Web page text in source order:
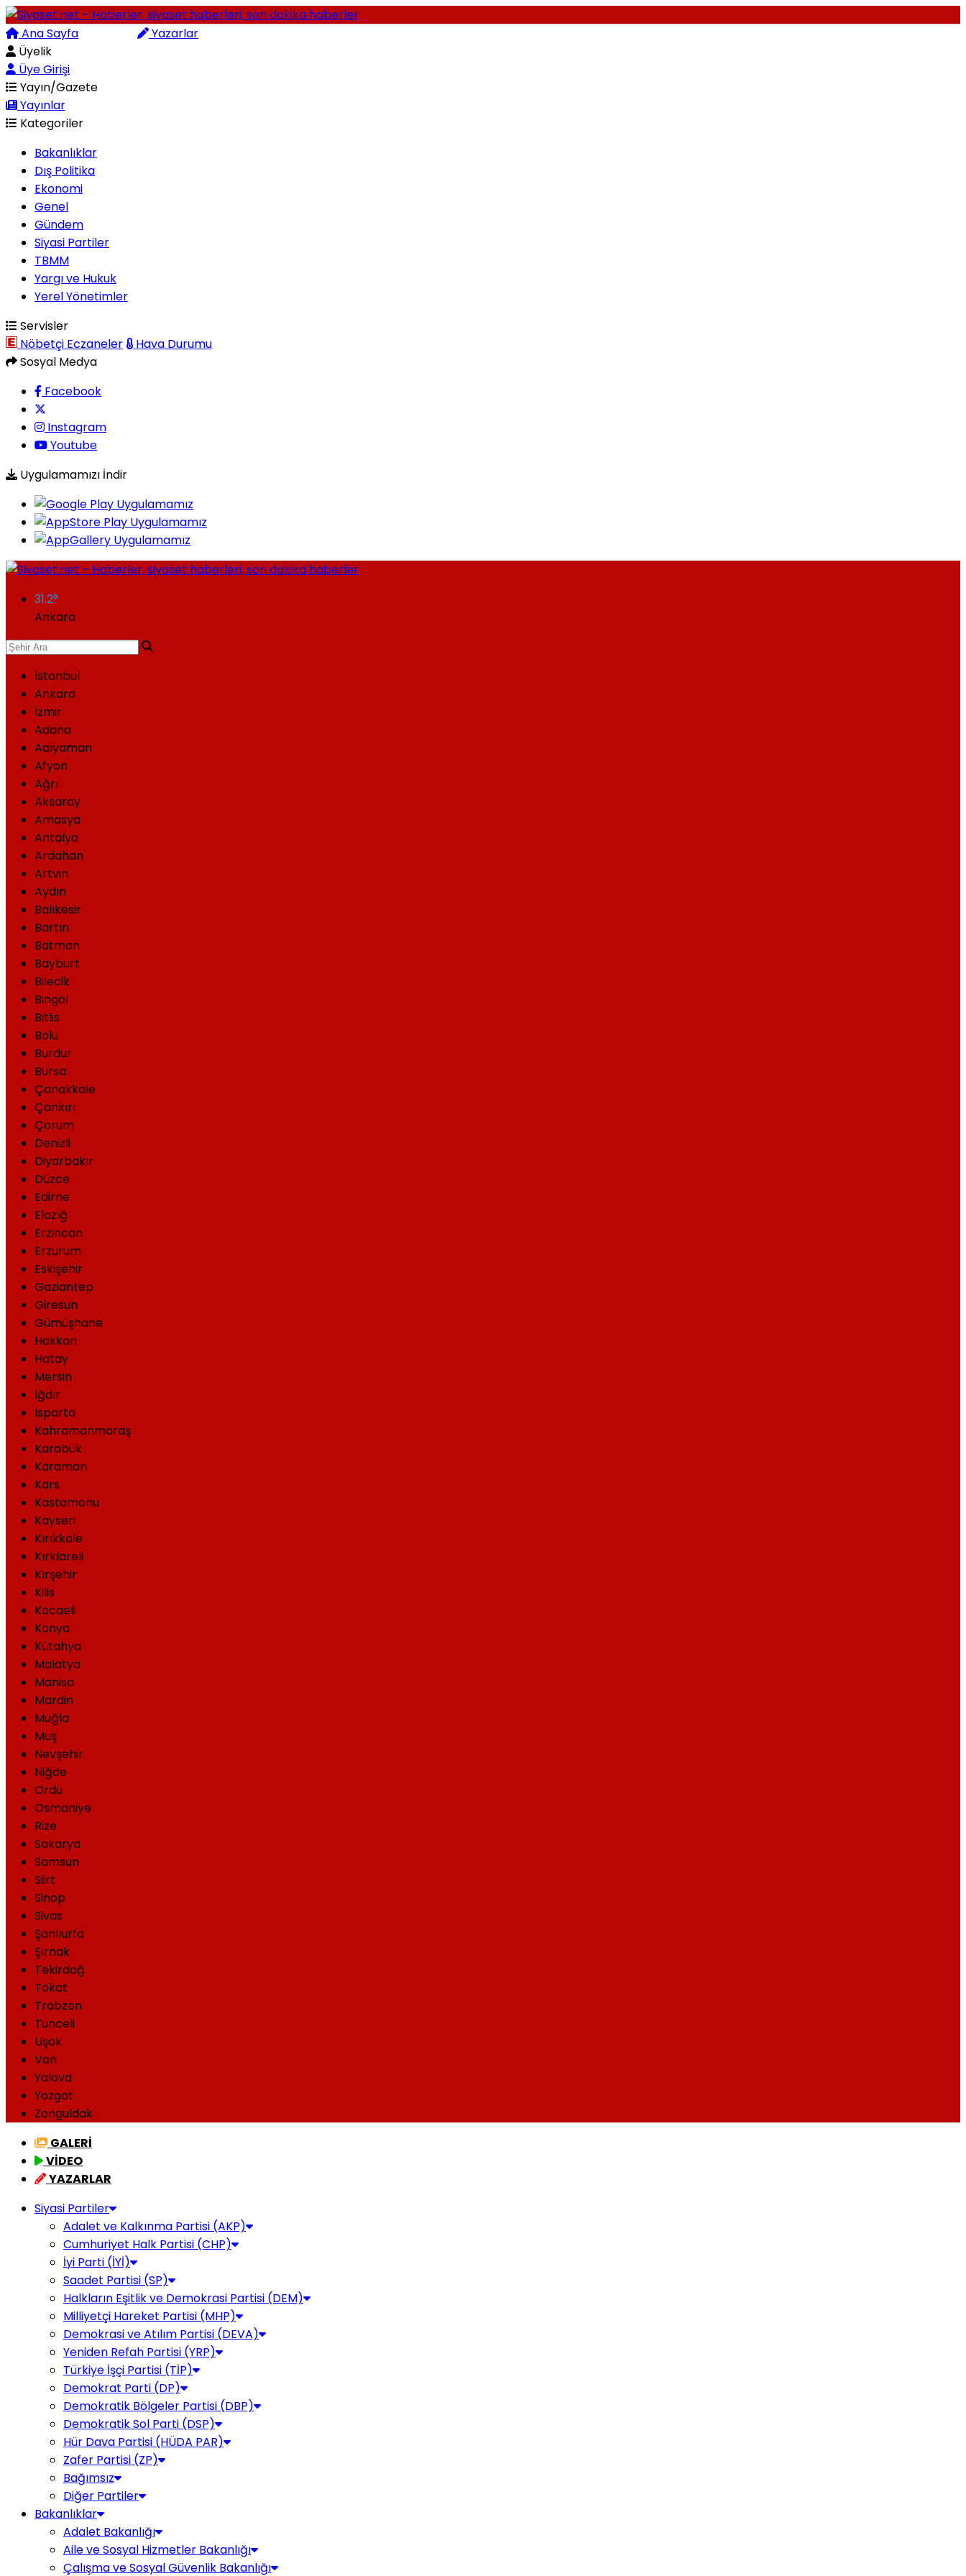
Ana Sayfa
Yazarlar
Üyelik
Üye Girişi
Yayın/Gazete
Yayınlar
Kategoriler
Bakanlıklar
Dış Politika
Ekonomi
Genel
Gündem
Siyasi Partiler
TBMM
Yargı ve Hukuk
Yerel Yönetimler
Servisler
Nöbetçi Eczaneler
Hava Durumu
Sosyal Medya
Facebook
Instagram
Youtube
Uygulamamızı İndir
31.2°
Ankara
İstanbul
Ankara
İzmir
Adana
Adıyaman
Afyon
Ağrı
Aksaray
Amasya
Antalya
Ardahan
Artvin
Aydın
Balıkesir
Bartın
Batman
Bayburt
Bilecik
Bingöl
Bitlis
Bolu
Burdur
Bursa
Çanakkale
Çankırı
Çorum
Denizli
Diyarbakır
Düzce
Edirne
Elazığ
Erzincan
Erzurum
Eskişehir
Gaziantep
Giresun
Gümüşhane
Hakkari
Hatay
Mersin
Iğdır
Isparta
Kahramanmaraş
Karabük
Karaman
Kars
Kastamonu
Kayseri
Kırıkkale
Kırklareli
Kırşehir
Kilis
Kocaeli
Konya
Kütahya
Malatya
Manisa
Mardin
Muğla
Muş
Nevşehir
Niğde
Ordu
Osmaniye
Rize
Sakarya
Samsun
Siirt
Sinop
Sivas
Şanlıurfa
Şırnak
Tekirdağ
Tokat
Trabzon
Tunceli
Uşak
Van
Yalova
Yozgat
Zonguldak
GALERİ
VİDEO
YAZARLAR
Siyasi Partiler
Adalet ve Kalkınma Partisi (AKP)
Cumhuriyet Halk Partisi (CHP)
İyi Parti (İYİ)
Saadet Partisi (SP)
Halkların Eşitlik ve Demokrasi Partisi (DEM)
Milliyetçi Hareket Partisi (MHP)
Demokrasi ve Atılım Partisi (DEVA)
Yeniden Refah Partisi (YRP)
Türkiye İşçi Partisi (TİP)
Demokrat Parti (DP)
Demokratik Bölgeler Partisi (DBP)
Demokratik Sol Parti (DSP)
Hür Dava Partisi (HÜDA PAR)
Zafer Partisi (ZP)
Bağımsız
Diğer Partiler
Bakanlıklar
Adalet Bakanlığı
Aile ve Sosyal Hizmetler Bakanlığı
Çalışma ve Sosyal Güvenlik Bakanlığı